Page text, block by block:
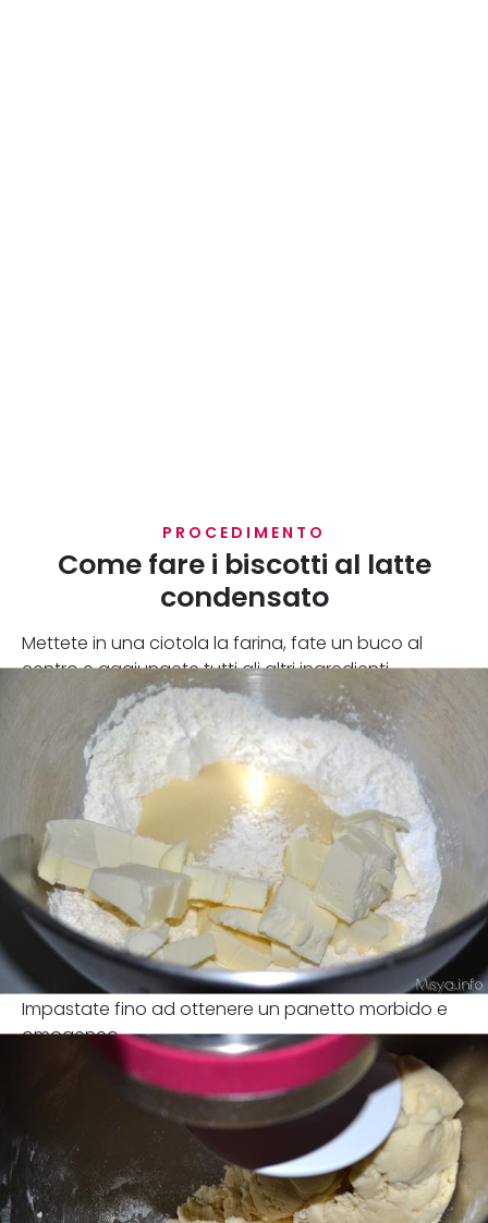
PROCEDIMENTO
Come fare i biscotti al latte
condensato
Mettete in una ciotola la farina, fate un buco al
centro e aggiungete tutti gli altri ingredienti
Impastate fino ad ottenere un panetto morbido e
omogeneo.